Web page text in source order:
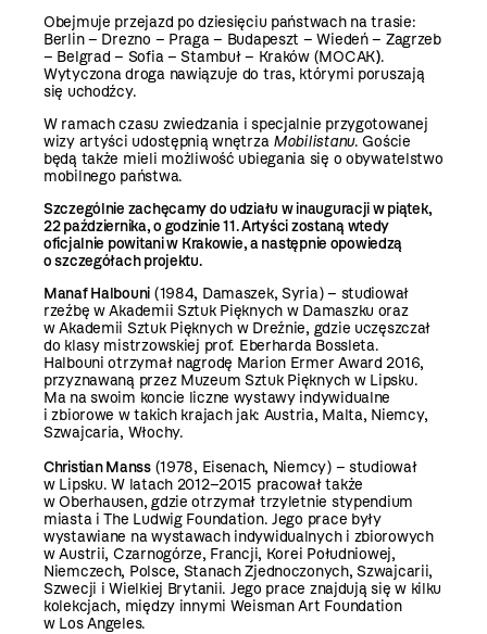
Obejmuje przejazd po dziesięciu państwach na trasie:
Berlin – Drezno – Praga – Budapeszt – Wiedeń – Zagrzeb
– Belgrad – Sofia – Stambuł – Kraków (MOCAK).
Wytyczona droga nawiązuje do tras, którymi poruszają
się uchodźcy.
W ramach czasu zwiedzania i specjalnie przygotowanej
wizy artyści udostępnią wnętrza Mobilistanu. Goście
będą także mieli możliwość ubiegania się o obywatelstwo
mobilnego państwa.
Szczególnie zachęcamy do udziału w inauguracji w piątek,
22 października, o godzinie 11. Artyści zostaną wtedy
oficjalnie powitani w Krakowie, a następnie opowiedzą
o szczegółach projektu.
Manaf Halbouni (1984, Damaszek, Syria) – studiował
rzeźbę w Akademii Sztuk Pięknych w Damaszku oraz
w Akademii Sztuk Pięknych w Dreźnie, gdzie uczęszczał
do klasy mistrzowskiej prof. Eberharda Bossleta.
Halbouni otrzymał nagrodę Marion Ermer Award 2016,
przyznawaną przez Muzeum Sztuk Pięknych w Lipsku.
Ma na swoim koncie liczne wystawy indywidualne
i zbiorowe w takich krajach jak: Austria, Malta, Niemcy,
Szwajcaria, Włochy.
Christian Manss(1978, Eisenach, Niemcy) – studiował
w Lipsku. W latach 2012–2015 pracował także
w Oberhausen, gdzie otrzymał trzyletnie stypendium
miasta i The Ludwig Foundation. Jego prace były
wystawiane na wystawach indywidualnych i zbiorowych
w Austrii, Czarnogórze, Francji, Korei Południowej,
Niemczech, Polsce, Stanach Zjednoczonych, Szwajcarii,
Szwecji i Wielkiej Brytanii. Jego prace znajdują się w kilku
kolekcjach, między innymi Weisman Art Foundation
w Los Angeles.